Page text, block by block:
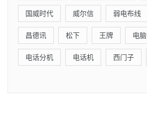
国威时代 威尔信 弱电布线
昌德讯 松下 王牌 电
电话分机 电话机 西门子